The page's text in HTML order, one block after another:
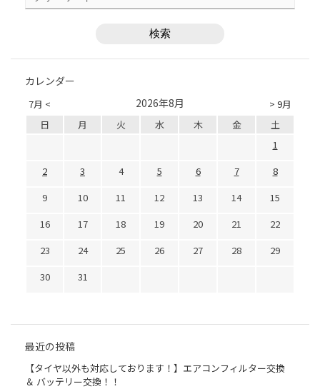
カレンダー
7月 < > 9月
2026年8月
日 月 火 水 木 金
土
1
2
3 4 5 6 7
8
9
10 11 12 13 14
15
16
17 18 19 20 21
22
23
24 25 26 27 28
29
30
31
最近の投稿
【タイヤ以外も対応しております！】エアコンフィルター交換
＆ バッテリー交換！！